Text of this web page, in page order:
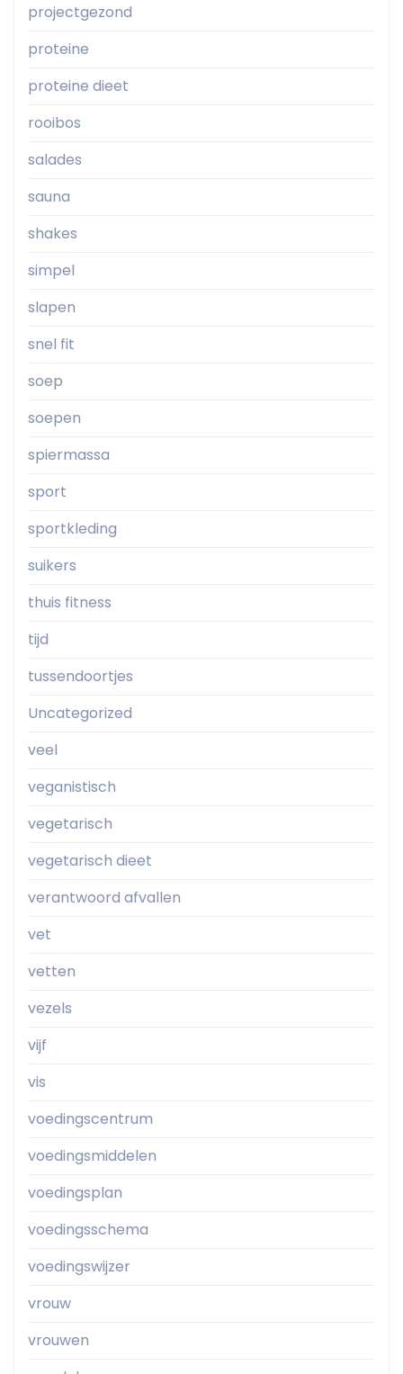
projectgezond
proteine
proteine dieet
rooibos
salades
sauna
shakes
simpel
slapen
snel fit
soep
soepen
spiermassa
sport
sportkleding
suikers
thuis fitness
tijd
tussendoortjes
Uncategorized
veel
veganistisch
vegetarisch
vegetarisch dieet
verantwoord afvallen
vet
vetten
vezels
vijf
vis
voedingscentrum
voedingsmiddelen
voedingsplan
voedingsschema
voedingswijzer
vrouw
vrouwen